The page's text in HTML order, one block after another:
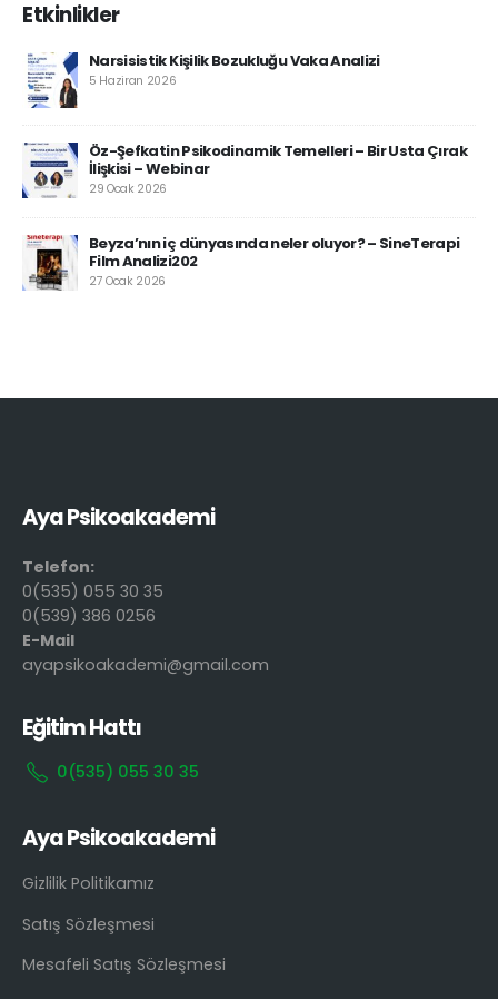
Etkinlikler
Narsisistik Kişilik Bozukluğu Vaka Analizi
5 Haziran 2026
Öz-Şefkatin Psikodinamik Temelleri – Bir Usta Çırak
İlişkisi – Webinar
29 Ocak 2026
Beyza’nın iç dünyasında neler oluyor? – SineTerapi
Film Analizi202
27 Ocak 2026
Aya Psikoakademi
Telefon:
0(535) 055 30 35
0(539) 386 0256
E-Mail
ayapsikoakademi@gmail.com
Eğitim Hattı
0(535) 055 30 35
Aya Psikoakademi
Gizlilik Politikamız
Satış Sözleşmesi
Mesafeli Satış Sözleşmesi